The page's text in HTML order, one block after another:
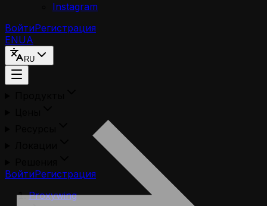
Instagram
ВойтиРегистрация
ENUA
RU
ВойтиРегистрация
Proxywing